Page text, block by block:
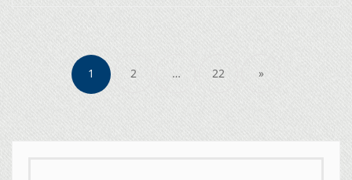
1 2 … 22 »